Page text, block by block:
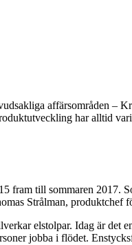
affärsområden –
har alltid
till sommaren 2017.
Strålman, produktchef
elstolpar. Idag är det
jobba i flödet.